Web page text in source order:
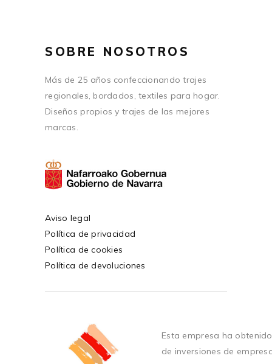
SOBRE NOSOTROS
Más de 25 años confeccionando trajes
regionales, bordados, textiles para hogar.
Diseños propios y trajes de las mejores
marcas.
Aviso legal
Política de privacidad
Política de cookies
Política de devoluciones
Esta empresa ha
de inversiones de